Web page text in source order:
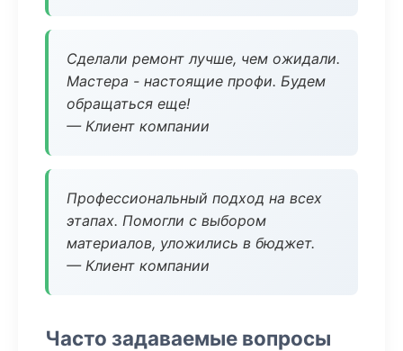
Сделали ремонт лучше, чем ожидали.
Мастера - настоящие профи. Будем
обращаться еще!
— Клиент компании
Профессиональный подход на всех
этапах. Помогли с выбором
материалов, уложились в бюджет.
— Клиент компании
Часто задаваемые вопросы